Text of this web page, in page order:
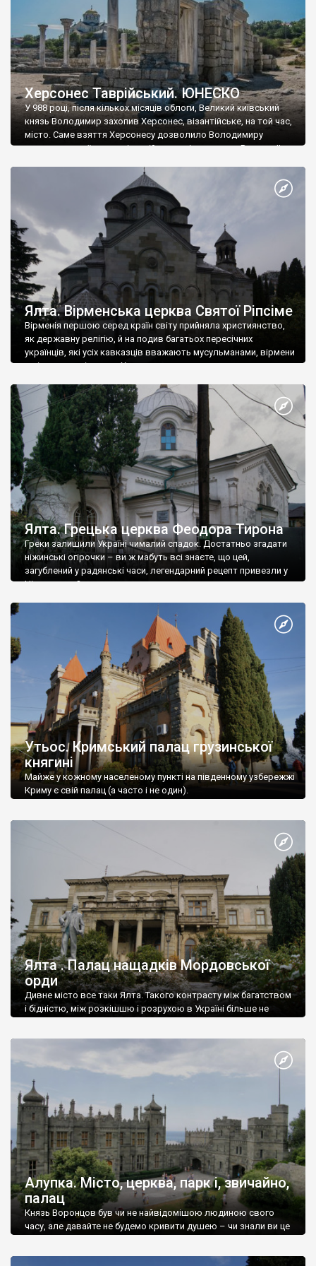
Херсонес Таврійський. ЮНЕСКО
У 988 році, після кількох місяців облоги, Великий київський
князь Володимир захопив Херсонес, візантійське, на той час,
місто. Саме взяття Херсонесу дозволило Володимиру
диктувати свої умови візантійському імператору Василю ІІ, та
Херсонесі Володимир-язичник, став Василем-християнином.
А потім було Хрещення Русі. На честь Херсонесу Таврійського
Ялта. Вірменська церква Святої Ріпсіме
Вірменія першою серед країн світу прийняла християнство,
як державну релігію, й на подив багатьох пересічних
українців, які усіх кавказців вважають мусульманами, вірмени
є відданими вірянами Христа
Ялта. Грецька церква Феодора Тирона
Греки залишили Україні чималий спадок. Достатньо згадати
ніжинські огірочки – ви ж мабуть всі знаєте, що цей,
загублений у радянські часи, легендарний рецепт привезли у
Ніжин греки?
Утьос. Кримський палац грузинської
княгині
Майже у кожному населеному пункті на південному узбережжі
Криму є свій палац (а часто і не один).
Ялта . Палац нащадків Мордовської
орди
Дивне місто все таки Ялта. Такого контрасту між багатством
і бідністю, між розкішшю і розрухою в Україні більше не
Алупка. Місто, церква, парк і, звичайно,
палац
Князь Воронцов був чи не найвідомішою людиною свого
часу, але давайте не будемо кривити душею – чи знали ви це